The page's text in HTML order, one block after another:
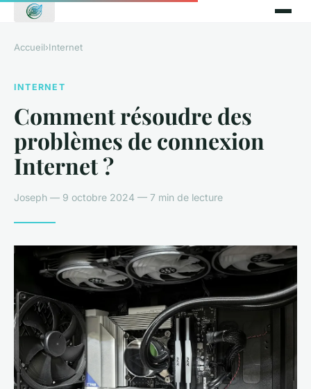
Accueil›Internet
INTERNET
Comment résoudre des
problèmes de connexion
Internet ?
Joseph — 9 octobre 2024 — 7 min de lecture